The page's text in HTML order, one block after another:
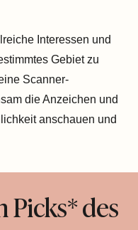
Interessen und
Gebiet zu
Scanner-
die Anzeichen und
anschauen und
Picks* des